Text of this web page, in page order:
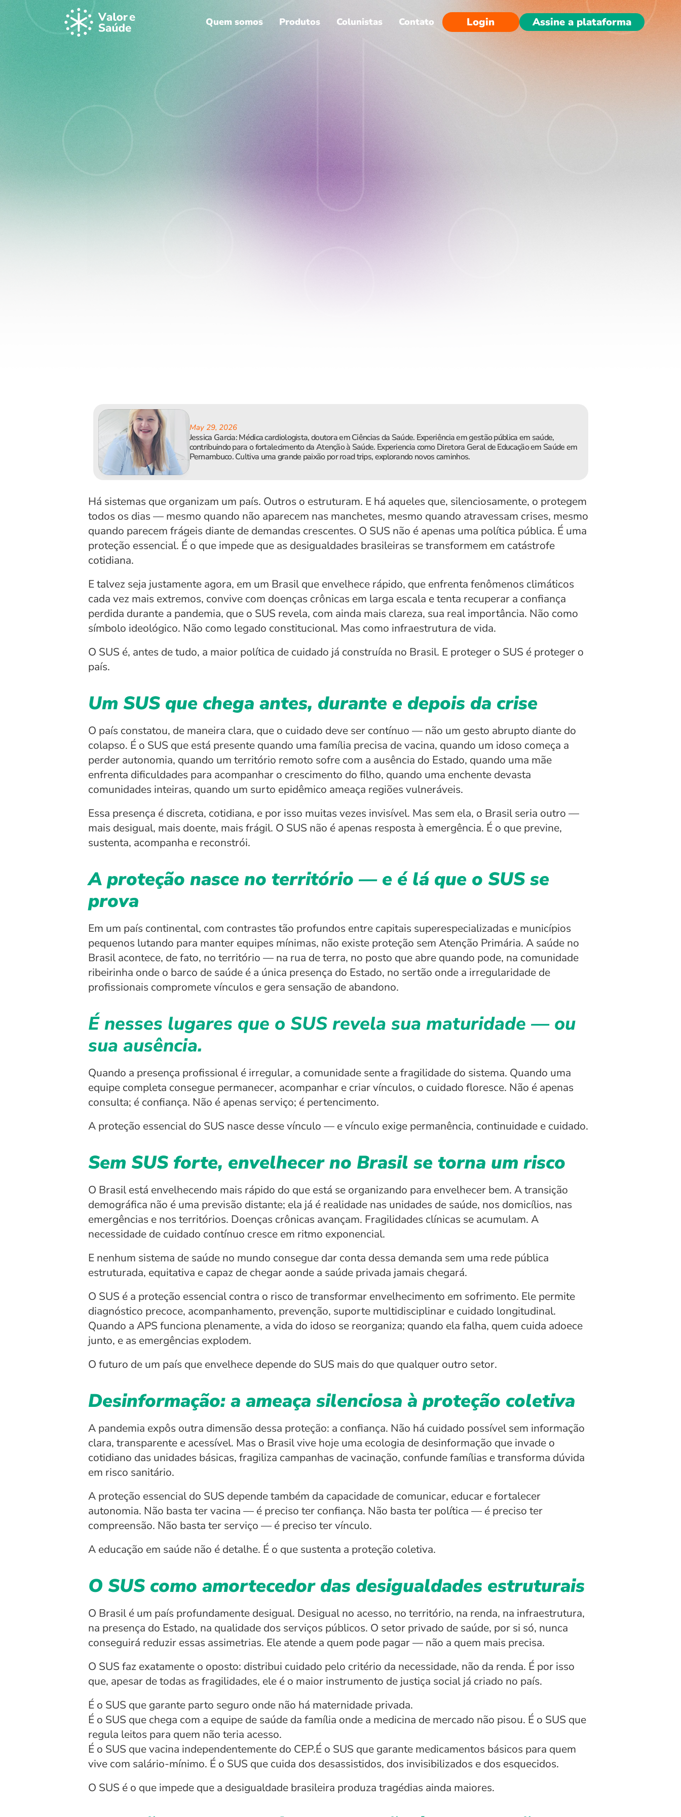
Quem somos Produtos Colunistas Contato Login Assine a plataforma
SUS: A Coluna Vertebral da Saúde Pública
Brasileira
2 de jul. de 2026
May 29, 2026
Jessica Garcia: Médica cardiologista, doutora em Ciências da Saúde. Experiência em gestão pública em saúde,
contribuindo para o fortalecimento da Atenção à Saúde. Experiencia como Diretora Geral de Educação em Saúde em
Pernambuco. Cultiva uma grande paixão por road trips, explorando novos caminhos.
Há sistemas que organizam um país. Outros o estruturam. E há aqueles que, silenciosamente, o protegem
todos os dias — mesmo quando não aparecem nas manchetes, mesmo quando atravessam crises, mesmo
quando parecem frágeis diante de demandas crescentes. O SUS não é apenas uma política pública. É uma
proteção essencial. É o que impede que as desigualdades brasileiras se transformem em catástrofe
cotidiana.
E talvez seja justamente agora, em um Brasil que envelhece rápido, que enfrenta fenômenos climáticos
cada vez mais extremos, convive com doenças crônicas em larga escala e tenta recuperar a confiança
perdida durante a pandemia, que o SUS revela, com ainda mais clareza, sua real importância. Não como
símbolo ideológico. Não como legado constitucional. Mas como infraestrutura de vida.
O SUS é, antes de tudo, a maior política de cuidado já construída no Brasil. E proteger o SUS é proteger o
país.
Um SUS que chega antes, durante e depois da crise
O país constatou, de maneira clara, que o cuidado deve ser contínuo — não um gesto abrupto diante do
colapso. É o SUS que está presente quando uma família precisa de vacina, quando um idoso começa a
perder autonomia, quando um território remoto sofre com a ausência do Estado, quando uma mãe
enfrenta dificuldades para acompanhar o crescimento do filho, quando uma enchente devasta
comunidades inteiras, quando um surto epidêmico ameaça regiões vulneráveis.
Essa presença é discreta, cotidiana, e por isso muitas vezes invisível. Mas sem ela, o Brasil seria outro —
mais desigual, mais doente, mais frágil. O SUS não é apenas resposta à emergência. É o que previne,
sustenta, acompanha e reconstrói.
A proteção nasce no território — e é lá que o SUS se
prova
Em um país continental, com contrastes tão profundos entre capitais superespecializadas e municípios
pequenos lutando para manter equipes mínimas, não existe proteção sem Atenção Primária. A saúde no
Brasil acontece, de fato, no território — na rua de terra, no posto que abre quando pode, na comunidade
ribeirinha onde o barco de saúde é a única presença do Estado, no sertão onde a irregularidade de
profissionais compromete vínculos e gera sensação de abandono.
É nesses lugares que o SUS revela sua maturidade — ou
sua ausência.
Quando a presença profissional é irregular, a comunidade sente a fragilidade do sistema. Quando uma
equipe completa consegue permanecer, acompanhar e criar vínculos, o cuidado floresce. Não é apenas
consulta; é confiança. Não é apenas serviço; é pertencimento.
A proteção essencial do SUS nasce desse vínculo — e vínculo exige permanência, continuidade e cuidado.
Sem SUS forte, envelhecer no Brasil se torna um risco
O Brasil está envelhecendo mais rápido do que está se organizando para envelhecer bem. A transição
demográfica não é uma previsão distante; ela já é realidade nas unidades de saúde, nos domicílios, nas
emergências e nos territórios. Doenças crônicas avançam. Fragilidades clínicas se acumulam. A
necessidade de cuidado contínuo cresce em ritmo exponencial.
E nenhum sistema de saúde no mundo consegue dar conta dessa demanda sem uma rede pública
estruturada, equitativa e capaz de chegar aonde a saúde privada jamais chegará.
O SUS é a proteção essencial contra o risco de transformar envelhecimento em sofrimento. Ele permite
diagnóstico precoce, acompanhamento, prevenção, suporte multidisciplinar e cuidado longitudinal.
Quando a APS funciona plenamente, a vida do idoso se reorganiza; quando ela falha, quem cuida adoece
junto, e as emergências explodem.
O futuro de um país que envelhece depende do SUS mais do que qualquer outro setor.
Desinformação: a ameaça silenciosa à proteção coletiva
A pandemia expôs outra dimensão dessa proteção: a confiança. Não há cuidado possível sem informação
clara, transparente e acessível. Mas o Brasil vive hoje uma ecologia de desinformação que invade o
cotidiano das unidades básicas, fragiliza campanhas de vacinação, confunde famílias e transforma dúvida
em risco sanitário.
A proteção essencial do SUS depende também da capacidade de comunicar, educar e fortalecer
autonomia. Não basta ter vacina — é preciso ter confiança. Não basta ter política — é preciso ter
compreensão. Não basta ter serviço — é preciso ter vínculo.
A educação em saúde não é detalhe. É o que sustenta a proteção coletiva.
O SUS como amortecedor das desigualdades estruturais
O Brasil é um país profundamente desigual. Desigual no acesso, no território, na renda, na infraestrutura,
na presença do Estado, na qualidade dos serviços públicos. O setor privado de saúde, por si só, nunca
conseguirá reduzir essas assimetrias. Ele atende a quem pode pagar — não a quem mais precisa.
O SUS faz exatamente o oposto: distribui cuidado pelo critério da necessidade, não da renda. É por isso
que, apesar de todas as fragilidades, ele é o maior instrumento de justiça social já criado no país.
É o SUS que garante parto seguro onde não há maternidade privada.
É o SUS que chega com a equipe de saúde da família onde a medicina de mercado não pisou. É o SUS que
regula leitos para quem não teria acesso.
É o SUS que vacina independentemente do CEP.É o SUS que garante medicamentos básicos para quem
vive com salário-mínimo. É o SUS que cuida dos desassistidos, dos invisibilizados e dos esquecidos.
O SUS é o que impede que a desigualdade brasileira produza tragédias ainda maiores.